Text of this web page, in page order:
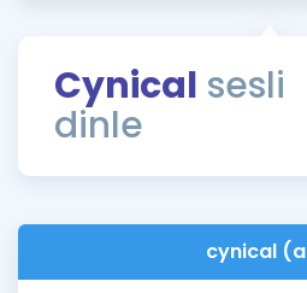
Rehberlik Aracı
ÖSYM Sınav Takvimi
Cynical sesli
dinle
cynical